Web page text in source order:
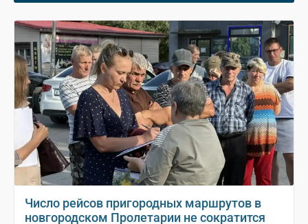
Число рейсов пригородных маршрутов в
новгородском Пролетарии не сократится